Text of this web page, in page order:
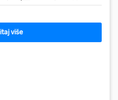
više